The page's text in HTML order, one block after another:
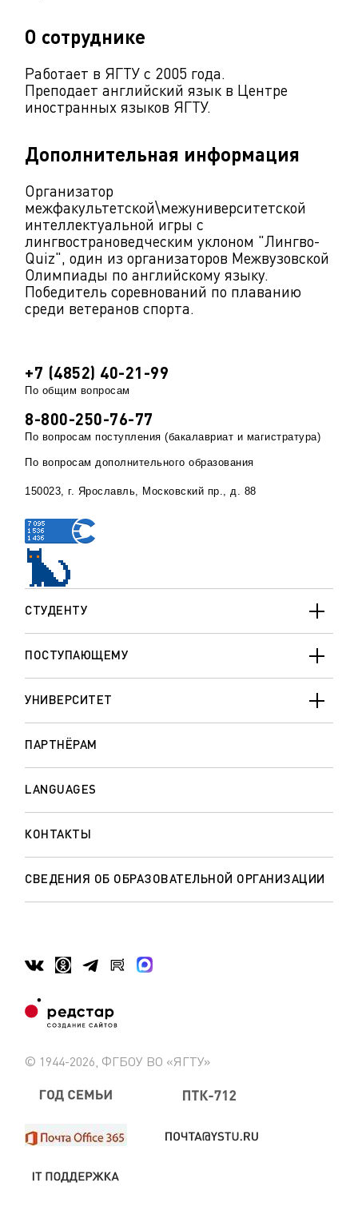
О сотруднике
Работает в ЯГТУ с 2005 года.
Преподает английский язык в Центре
иностранных языков ЯГТУ.
Дополнительная информация
Организатор
межфакультетской\межуниверситетской
интеллектуальной игры с
лингвострановедческим уклоном "Лингво-
Quiz", один из организаторов Межвузовской
Олимпиады по английскому языку.
Победитель соревнований по плаванию
среди ветеранов спорта.
СТУДЕНТУ
ПОСТУПАЮЩЕМУ
УНИВЕРСИТЕТ
ПАРТНЁРАМ
LANGUAGES
КОНТАКТЫ
СВЕДЕНИЯ ОБ ОБРАЗОВАТЕЛЬНОЙ ОРГАНИЗАЦИИ
+7 (4852) 40-21-99
По общим вопросам
8-800-250-76-77
По вопросам поступления (бакалавриат и магистратура)
По вопросам дополнительного образования
150023, г. Ярославль, Московский пр., д. 88
© 1944-2026, ФГБОУ ВО «ЯГТУ»